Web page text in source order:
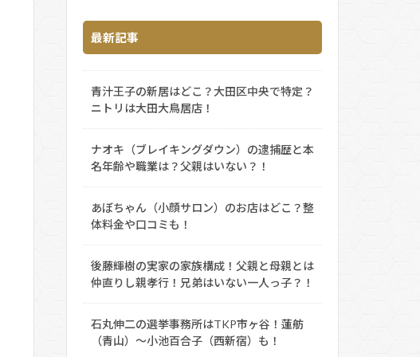
最新記事
青汁王子の新居はどこ？大田区中央で特定？
ニトリは大田大鳥居店！
ナオキ（ブレイキングダウン）の逮捕歴と本
名年齢や職業は？父親はいない？！
あぼちゃん（小顔サロン）のお店はどこ？整
体料金や口コミも！
後藤輝樹の実家の家族構成！父親と母親とは
仲直りし親孝行！兄弟はいない一人っ子？！
石丸伸二の選挙事務所はTKP市ヶ谷！蓮舫
（青山）～小池百合子（西新宿）も！